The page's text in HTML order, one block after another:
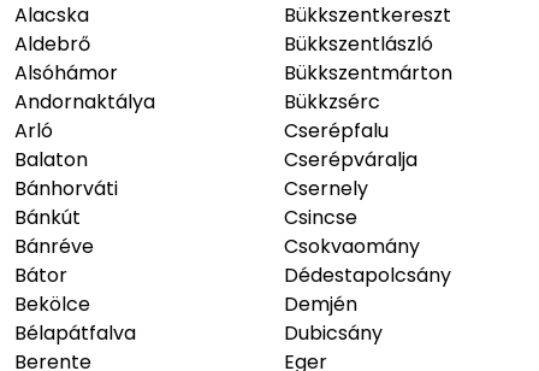
Alacska
Aldebrő
Alsóhámor
Andornaktálya
Arló
Balaton
Bánhorváti
Bánkút
Bánréve
Bátor
Bekölce
Bélapátfalva
Berente
Bükkszentkereszt
Bükkszentlászló
Bükkszentmárton
Bükkzsérc
Cserépfalu
Cserépváralja
Csernely
Csincse
Csokvaomány
Dédestapolcsány
Demjén
Dubicsány
Eger